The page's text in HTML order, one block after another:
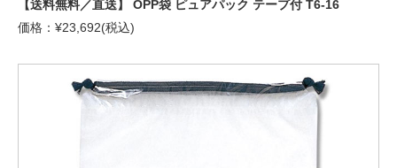
【送料無料／直送】 OPP袋 ピュアパック テープ付 T6-16
価格：¥23,692(税込)